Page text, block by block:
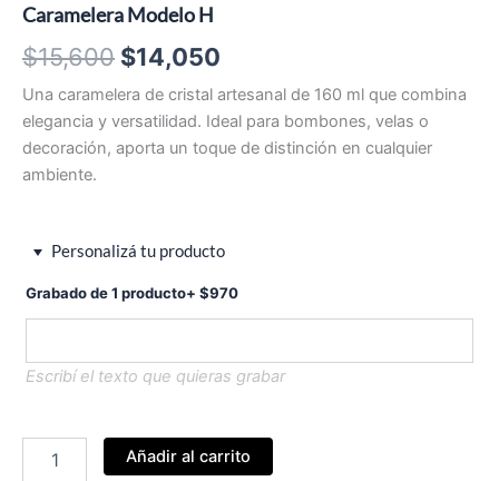
Caramelera Modelo H
$15,600 El
precio
original
$14,050
precio
actual
Una caramelera de cristal artesanal de 160 ml que combina
elegancia y versatilidad. Ideal para bombones, velas o
decoración, aporta un toque de distinción en cualquier
ambiente.
Personalizá tu producto
Grabado de 1 producto+ $970
Escribí el texto que quieras grabar
Caramelera
Modelo
Añadir al carrito